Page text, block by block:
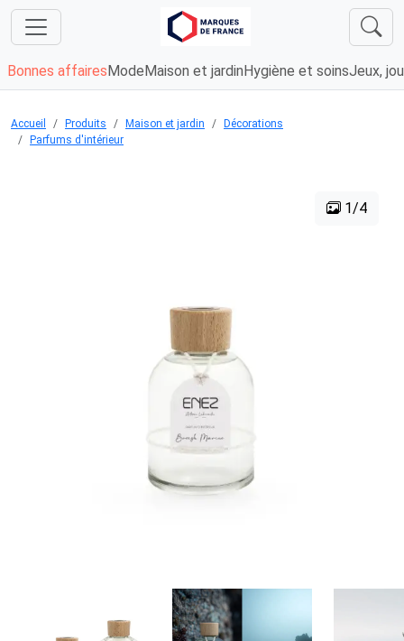
Bonnes affaires Mode Maison et jardin Hygiène et soinsJeux,
Accueil Produits Maison et jardin
Décorations
Parfums d'intérieur
1/4